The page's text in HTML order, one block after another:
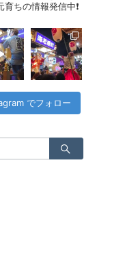
ちの情報発信中❗
でフォロー